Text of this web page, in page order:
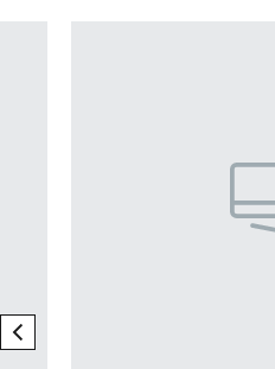
previous element